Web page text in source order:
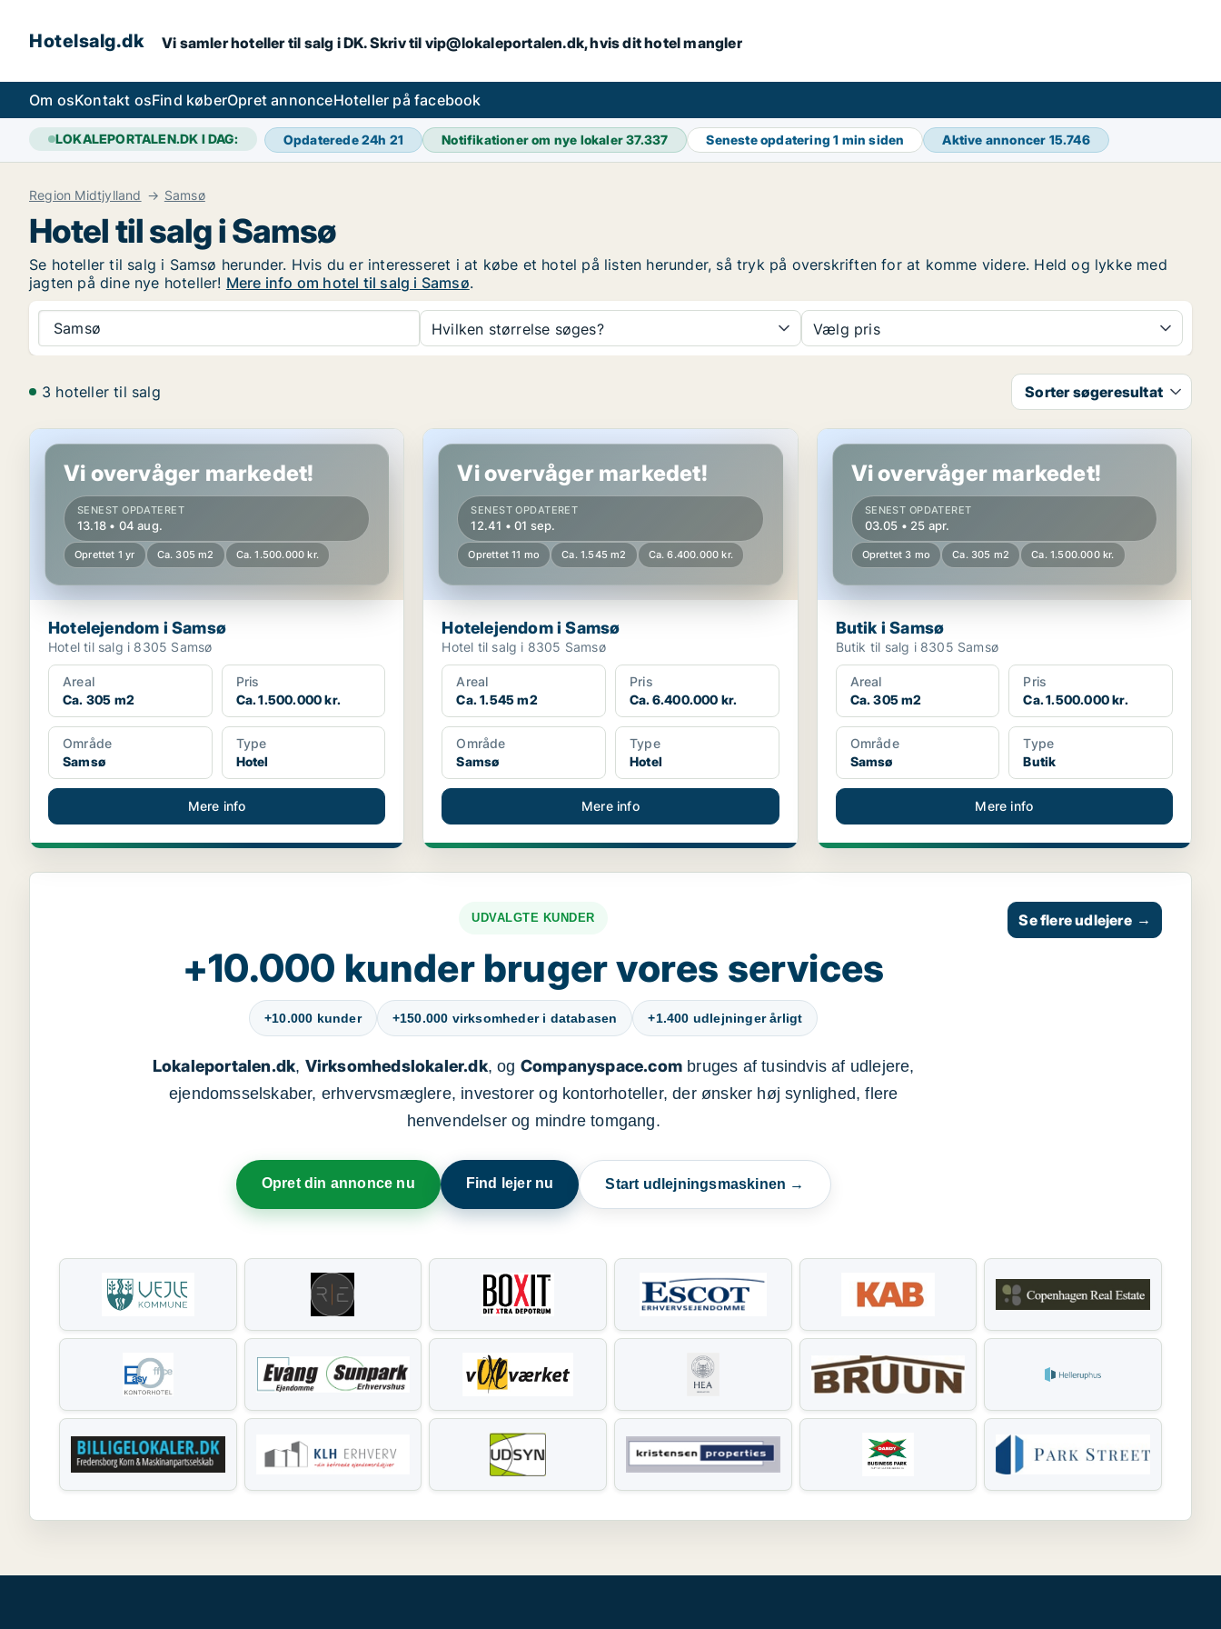
Hotelsalg.dk Vi samler hoteller til salg i DK. Skriv til vip@lokaleportalen.dk, hvis dit hotel mangler
Om osKontakt osFind køberOpret annonceHoteller på facebook
LOKALEPORTALEN.DK I DAG: Opdaterede 24h 21 Notifikationer om nye lokaler37.337 Seneste opdatering1 min siden Aktive annoncer 15.746
Region Midtjylland Samsø
Hotel til salg i Samsø
Se hoteller til salg i Samsø herunder. Hvis du er interesseret i at købe et hotel på listen herunder, så tryk på overskriften for at komme videre. Held og lykke med
jagten på dine nye hoteller! Mere info om hotel til salg i Samsø.
Samsø Hvilken størrelse søges? Vælg pris
3 hoteller til salg Sorter søgeresultat
Hotelejendom i Samsø
Vi overvåger markedet!
SENEST OPDATERET
13.18 • 04 aug.
Oprettet 1 yr Ca. 305 m2 Ca. 1.500.000 kr.
Hotelejendom i Samsø
Hotel til salg i 8305 Samsø
Areal
Ca. 305 m2
Pris
Ca. 1.500.000 kr.
Område
Samsø
Type
Hotel
Mere info
Hotelejendom i Samsø
Vi overvåger markedet!
SENEST OPDATERET
12.41 • 01 sep.
Oprettet 11 mo Ca. 1.545 m2 Ca. 6.400.000 kr.
Hotelejendom i Samsø
Hotel til salg i 8305 Samsø
Areal
Ca. 1.545 m2
Pris
Ca. 6.400.000 kr.
Område
Samsø
Type
Hotel
Mere info
Butik i Samsø
Vi overvåger markedet!
SENEST OPDATERET
03.05 • 25 apr.
Oprettet 3 mo Ca. 305 m2 Ca. 1.500.000 kr.
Butik i Samsø
Butik til salg i 8305 Samsø
Areal
Ca. 305 m2
Pris
Ca. 1.500.000 kr.
Område
Samsø
Type
Butik
Mere info
UDVALGTE KUNDER
+10.000 kunder bruger vores services
+10.000 kunder +150.000 virksomheder i databasen +1.400 udlejninger årligt
Lokaleportalen.dk, Virksomhedslokaler.dk, og Companyspace.combruges af tusindvis af udlejere,
ejendomsselskaber, erhvervsmæglere, investorer og kontorhoteller, der ønsker høj synlighed, flere
henvendelser og mindre tomgang.
Opret din annonce nu Find lejer nu Start udlejningsmaskinen →
Se flere udlejere →